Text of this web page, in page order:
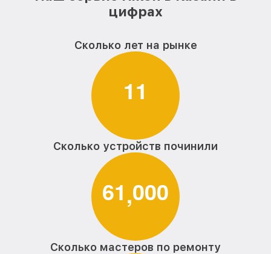
цифрах
Сколько лет на рынке
11
Сколько устройств починили
61,000
Сколько мастеров по ремонту